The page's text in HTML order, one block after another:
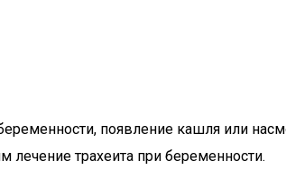
появление кашля или
лечение трахеита при беременности.